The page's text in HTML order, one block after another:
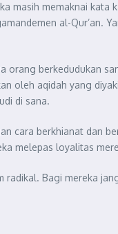
masih memaknai kata
al-Qur’an.
berkedudukan
oleh aqidah yang
di sana.
cara berkhianat dan
melepas loyalitas
Bagi mereka